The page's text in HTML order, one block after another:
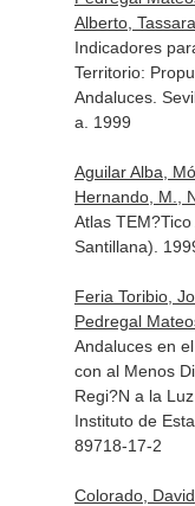
Alberto,
Indicadores
Territorio:
Andaluces.
a. 1999
Aguilar Alba,
Hernando, M.,
Atlas
Santillana).
Feria Toribio,
Pedregal
Andaluces en
con al Menos
Regi?N a la
Instituto de
89718-17-2
Colorado,